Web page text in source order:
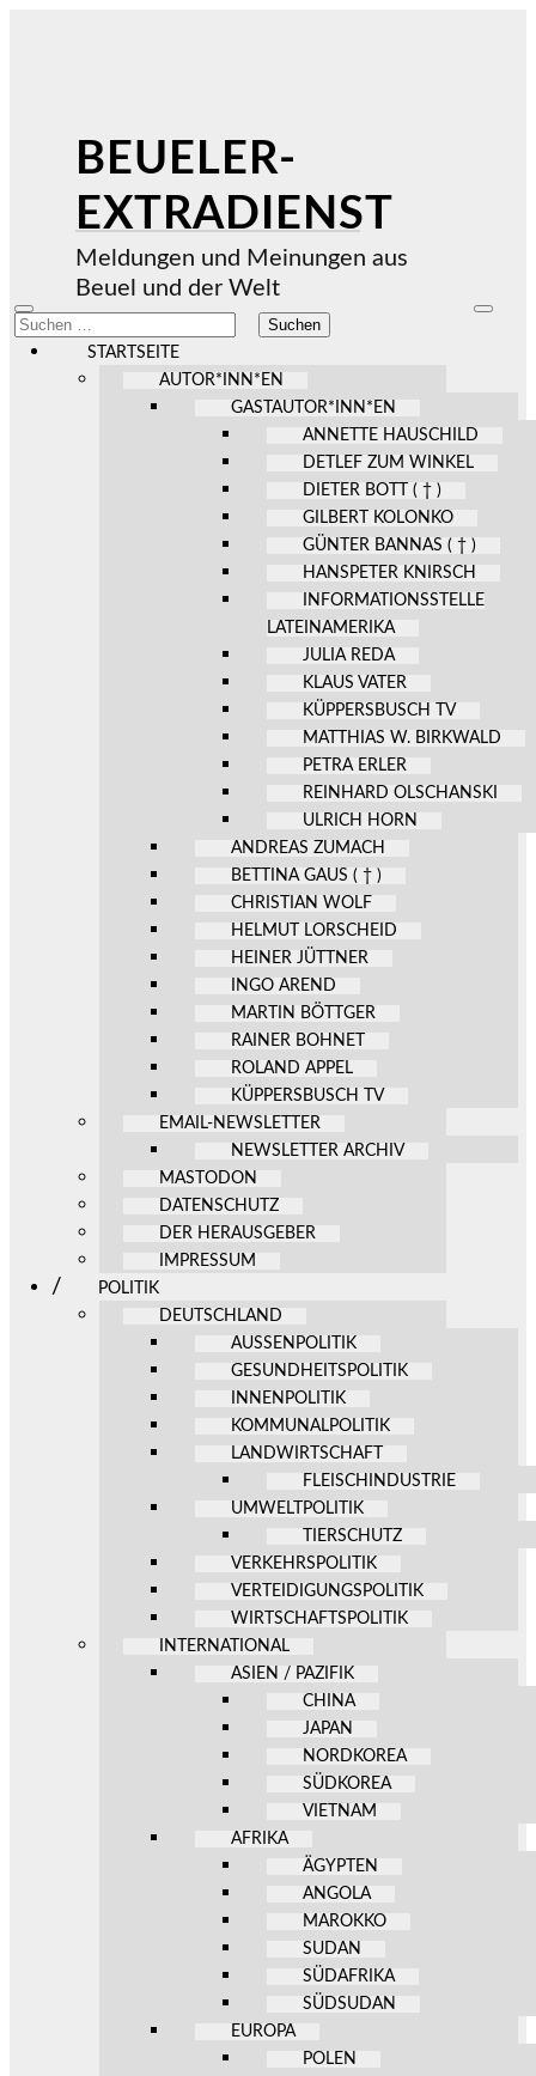
BEUELER-
EXTRADIENST
Meldungen und Meinungen aus
Beuel und der Welt
Mobile-
Menü
ein-/ausblenden
Suchen
nach:
STARTSEITE
AUTOR*INN*EN
GASTAUTOR*INN*EN
ANNETTE HAUSCHILD
DETLEF ZUM WINKEL
DIETER BOTT ( † )
GILBERT KOLONKO
GÜNTER BANNAS ( † )
HANSPETER KNIRSCH
INFORMATIONSSTELLE
LATEINAMERIKA
JULIA REDA
KLAUS VATER
KÜPPERSBUSCH TV
MATTHIAS W. BIRKWALD
PETRA ERLER
REINHARD OLSCHANSKI
ULRICH HORN
ANDREAS ZUMACH
BETTINA GAUS ( † )
CHRISTIAN WOLF
HELMUT LORSCHEID
HEINER JÜTTNER
INGO AREND
MARTIN BÖTTGER
RAINER BOHNET
ROLAND APPEL
KÜPPERSBUSCH TV
EMAIL-NEWSLETTER
NEWSLETTER ARCHIV
MASTODON
DATENSCHUTZ
DER HERAUSGEBER
IMPRESSUM
POLITIK
DEUTSCHLAND
AUSSENPOLITIK
GESUNDHEITSPOLITIK
INNENPOLITIK
KOMMUNALPOLITIK
LANDWIRTSCHAFT
FLEISCHINDUSTRIE
UMWELTPOLITIK
TIERSCHUTZ
VERKEHRSPOLITIK
VERTEIDIGUNGSPOLITIK
WIRTSCHAFTSPOLITIK
INTERNATIONAL
ASIEN / PAZIFIK
CHINA
JAPAN
NORDKOREA
SÜDKOREA
VIETNAM
AFRIKA
ÄGYPTEN
ANGOLA
MAROKKO
SUDAN
SÜDAFRIKA
SÜDSUDAN
EUROPA
POLEN